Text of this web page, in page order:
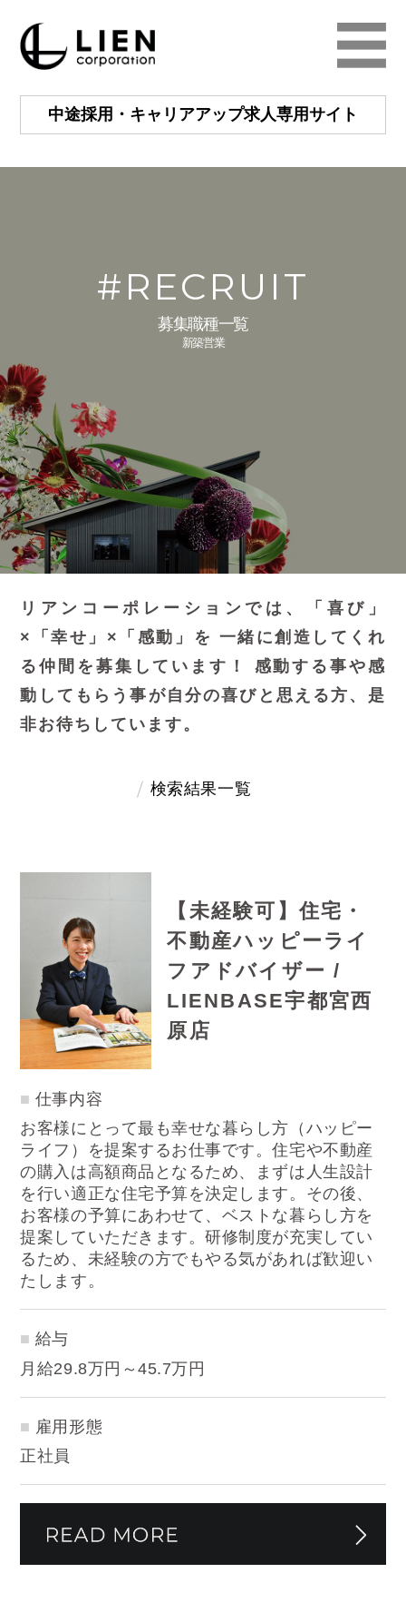
中途採用・キャリアアップ求人専用サイト
#RECRUIT
募集職種一覧
新築営業
リアンコーポレーションでは、「喜び」
×「幸せ」×「感動」を 一緒に創造してくれ
る仲間を募集しています！
感動する事や感
動してもらう事が自分の喜びと思える方、是
非お待ちしています。
検索結果一覧
【未経験可】住宅・
不動産ハッピーライ
フアドバイザー /
LIENBASE宇都宮西
原店
仕事内容
お客様にとって最も幸せな暮らし方（ハッピー
ライフ）を提案するお仕事です。住宅や不動産
の購入は高額商品となるため、まずは人生設計
を行い適正な住宅予算を決定します。その後、
お客様の予算にあわせて、ベストな暮らし方を
提案していただきます。研修制度が充実してい
るため、未経験の方でもやる気があれば歓迎い
たします。
給与
月給29.8万円～45.7万円
雇用形態
正社員